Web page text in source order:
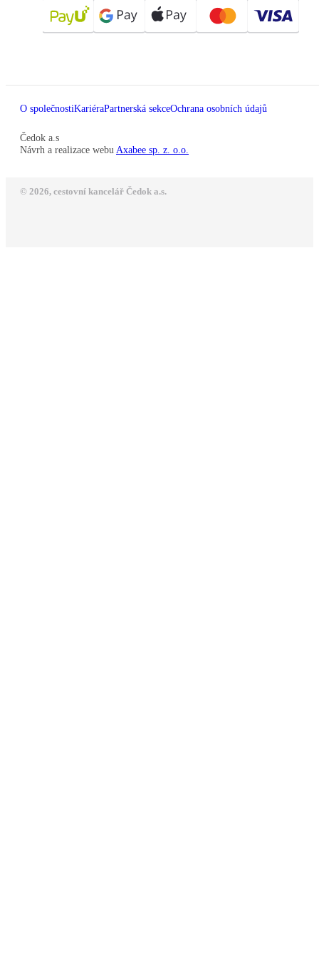
O společnostiKariéraPartnerská sekceOchrana osobních údajů
Čedok a.s
Návrh a realizace webu Axabee sp. z. o.o.
© 2026, cestovní kancelář Čedok a.s.